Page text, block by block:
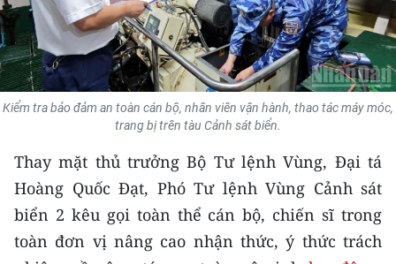
KHOA HỌC - CÔNG NGHỆ
MÔI TRƯỜNG
BẠN ĐỌC
TRI THỨC CHUYÊN SÂU
54 DÂN TỘC VIỆT NAM
Kiểm tra bảo đảm an toàn cán bộ, nhân viên vận hành, thao tác máy móc,
trang bị trên tàu Cảnh sát biển.
Thay mặt thủ trưởng Bộ Tư lệnh Vùng, Đại tá
Hoàng Quốc Đạt, Phó Tư lệnh Vùng Cảnh sát
biển 2 kêu gọi toàn thể cán bộ, chiến sĩ trong
toàn đơn vị nâng cao nhận thức, ý thức trách